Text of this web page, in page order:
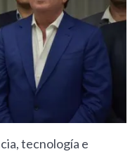
tecnología e